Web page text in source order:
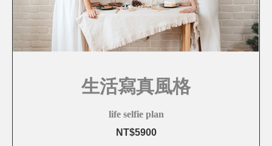
生活寫真風格
life selfie plan
NT$5900